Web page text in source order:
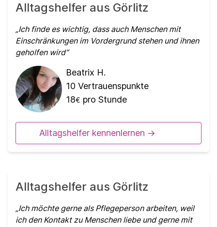
Alltagshelfer aus Görlitz
Ich finde es wichtig, dass auch Menschen mit
Einschränkungen im Vordergrund stehen und ihnen
geholfen wird
Beatrix H.
10 Vertrauenspunkte
18€ pro Stunde
Alltagshelfer kennenlernen ->
Alltagshelfer aus Görlitz
Ich möchte gerne als Pflegeperson arbeiten, weil
ich den Kontakt zu Menschen liebe und gerne mit